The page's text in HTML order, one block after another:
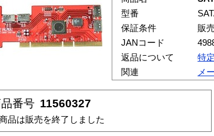
型番
保証条件
販
JANコード
返品について
特
関連
メ
番号 11560327
品は販売を終了しました